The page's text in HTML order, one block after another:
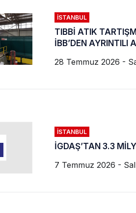
İSTANBUL
TIBBİ ATIK
İBB’DEN AYRINTILI
28 Temmuz 2026 -
İSTANBUL
İGDAŞ’TAN 3.3
7 Temmuz 2026 - Sal